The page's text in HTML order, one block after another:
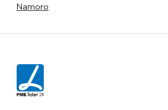
Namoro